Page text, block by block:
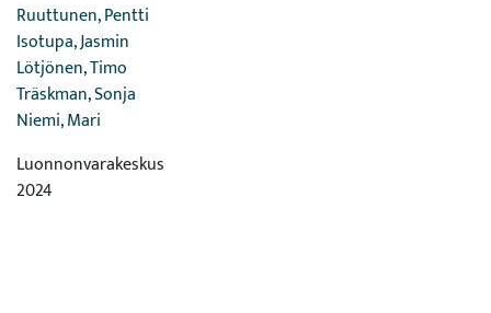
Ruuttunen, Pentti
Isotupa, Jasmin
Lötjönen, Timo
Träskman, Sonja
Niemi, Mari
Luonnonvarakeskus
2024